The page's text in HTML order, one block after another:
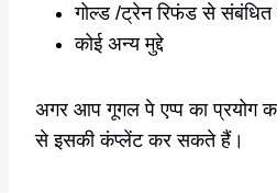
गोल्ड /ट्रेन रिफंड से संबंधित
कोई अन्य मुद्दे
अगर आप गूगल पे एप्प का प्रयोग
से इसकी कंप्लेंट कर सकते हैं।